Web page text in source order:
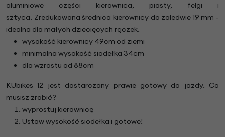
aluminiowe części kierownica, piasty, felgi i
sztyca. Zredukowana średnica kierownicy do zaledwie 19 mm -
idealna dla małych dziecięcych rączek.
wysokość kierownicy 49cm od ziemi
minimalna wysokość siodełka 34cm
dla wzrostu od 88cm
KUbikes 12 jest dostarczany prawie gotowy do jazdy. Co
musisz zrobić?
wyprostuj kierownicę
Ustaw wysokość siodełka i gotowe!